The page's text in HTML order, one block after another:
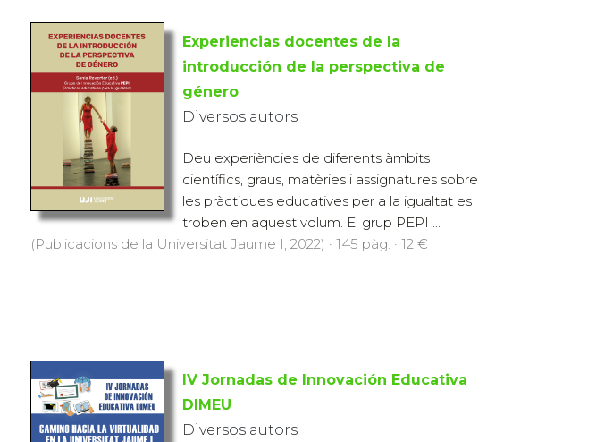
Experiencias docentes de la
introducción de la perspectiva de
género
Diversos autors
Deu experiències de diferents àmbits
científics, graus, matèries i assignatures sobre
les pràctiques educatives per a la igualtat es
troben en aquest volum. El grup PEPI ...
(Publicacions de la Universitat Jaume I, 2022) · 145 pàg. · 12 €
IV Jornadas de Innovación Educativa
DIMEU
Diversos autors